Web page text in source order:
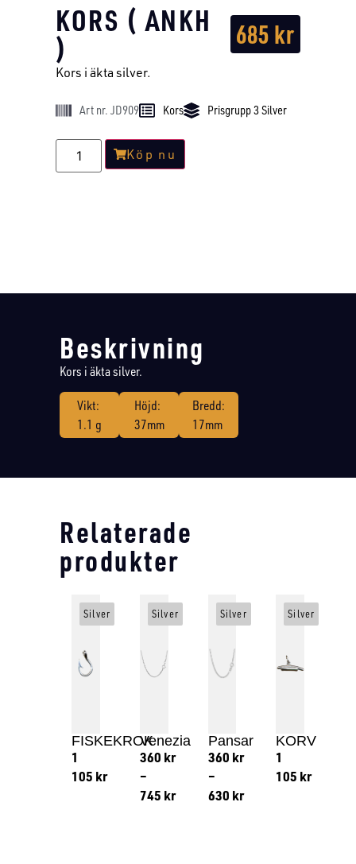
KORS ( ANKH
) 685kr
Kors i äkta silver.
Art nr. JD909 Kors Prisgrupp 3 Silver
Köp nu
Beskrivning
Kors i äkta silver.
Vikt:
1.1 g
Höjd:
37mm
Bredd:
17mm
Relaterade
produkter
FISKEKROK
1
105 kr
Silver
Venezia
360 kr
–
745 kr
Silver
Pansar
360 kr
–
630 kr
Silver
KORV
1
105 kr
Silver